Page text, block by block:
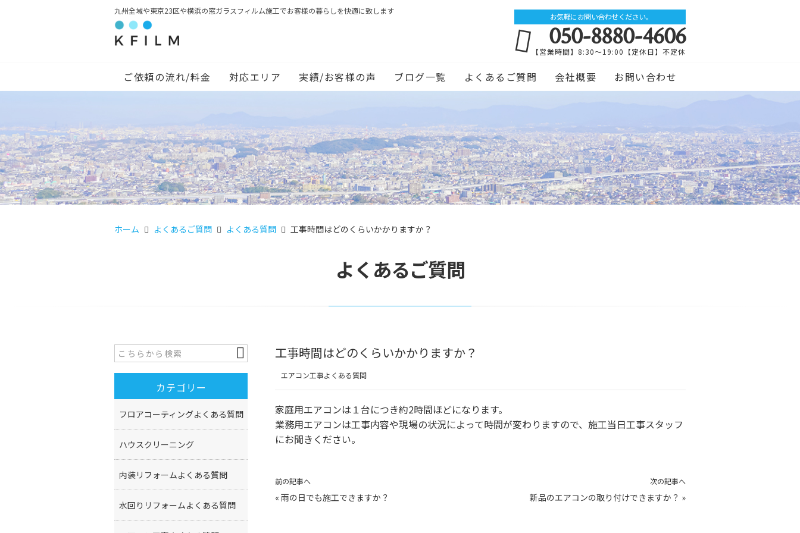
九州全域や東京23区や横浜の窓ガラスフィルム施工でお客様の暮らしを快適に致します
お気軽にお問い合わせください。
050-8880-4606
【営業時間】8:30～19:00【定休日】不定休
ご依頼の流れ/料金 対応エリア 実績/お客様の声 ブログ一覧 よくあるご質問 会社概要 お問い合わせ
ホーム よくあるご質問 よくある質問 工事時間はどのくらいかかりますか？
よくあるご質問
工事時間はどのくらいかかりますか？
エアコン工事よくある質問
家庭用エアコンは１台につき約2時間ほどになります。
業務用エアコンは工事内容や現場の状況によって時間が変わりますので、施工当日工事スタッフ
にお聞きください。
前の記事へ
« 雨の日でも施工できますか？
次の記事へ
新品のエアコンの取り付けできますか？ »
カテゴリー
フロアコーティングよくある質問
ハウスクリーニング
内装リフォームよくある質問
水回りリフォームよくある質問